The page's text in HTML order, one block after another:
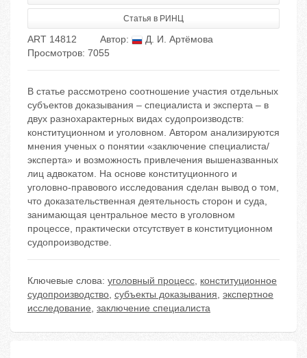
Статья в РИНЦ
ART 14812 Автор:
Д. И. Артёмова
Просмотров: 7055
В статье рассмотрено соотношение участия отдельных
субъектов доказывания – специалиста и эксперта – в
двух разнохарактерных видах судопроизводств:
конституционном и уголовном. Автором анализируются
мнения ученых о понятии «заключение специалиста/
эксперта» и возможность привлечения вышеназванных
лиц адвокатом. На основе конституционного и
уголовно-правового исследования сделан вывод о том,
что доказательственная деятельность сторон и суда,
занимающая центральное место в уголовном
процессе, практически отсутствует в конституционном
судопроизводстве.
Ключевые слова: уголовный процесс, конституционное
судопроизводство, субъекты доказывания, экспертное
исследование, заключение специалиста